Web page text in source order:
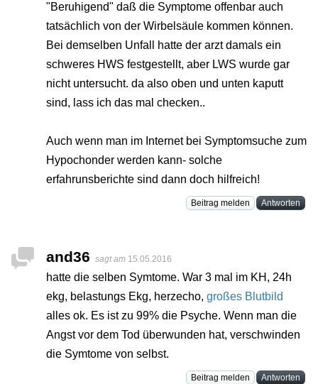
"Beruhigend" daß die Symptome offenbar auch
tatsächlich von der Wirbelsäule kommen können.
Bei demselben Unfall hatte der arzt damals ein
schweres HWS festgestellt, aber LWS wurde gar
nicht untersucht. da also oben und unten kaputt
sind, lass ich das mal checken..
Auch wenn man im Internet bei Symptomsuche zum
Hypochonder werden kann- solche
erfahrunsberichte sind dann doch hilfreich!
Beitrag melden Antworten
and36 sagt am 15.05.2016
hatte die selben Symtome. War 3 mal im KH, 24h
ekg, belastungs Ekg, herzecho, großes Blutbild
alles ok. Es ist zu 99% die Psyche. Wenn man die
Angst vor dem Tod überwunden hat, verschwinden
die Symtome von selbst.
Beitrag melden Antworten